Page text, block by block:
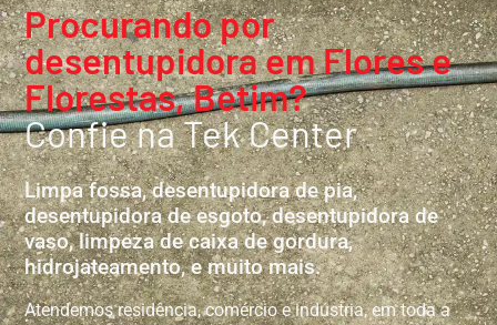
Procurando por
desentupidora em Flores e
Florestas, Betim?
Confie na Tek Center
Limpa fossa, desentupidora de pia,
desentupidora de esgoto, desentupidora de
vaso, limpeza de caixa de gordura,
hidrojateamento, e muito mais.
Atendemos residência, comércio e indústria, em toda a